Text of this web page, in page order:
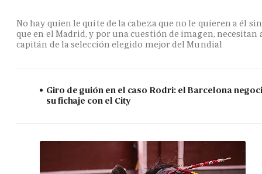
No hay quien le quite de la cabeza que no le quieren a él
que en el Madrid, y por una cuestión de imagen, necesitan
capitán de la selección elegido mejor del Mundial
Giro de guión en el caso Rodri: el Barcelona
su fichaje con el City